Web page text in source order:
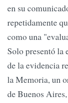
en su
repetidamente
como una
Solo presentó la
de la evidencia
la Memoria, un
de Buenos